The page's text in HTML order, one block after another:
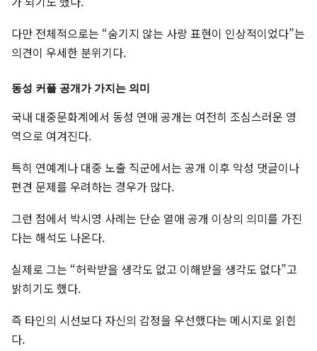
다만 전체적으로는 “숨기지 않는 사랑 표현이 인상적이었다”는
의견이 우세한 분위기다.
동성 커플 공개가 가지는 의미
국내 대중문화계에서 동성 연애 공개는 여전히 조심스러운 영
역으로 여겨진다.
특히 연예계나 대중 노출 직군에서는 공개 이후 악성 댓글이나
편견 문제를 우려하는 경우가 많다.
그런 점에서 박시영 사례는 단순 열애 공개 이상의 의미를 가진
다는 해석도 나온다.
실제로 그는 “허락받을 생각도 없고 이해받을 생각도 없다”고
밝히기도 했다.
즉 타인의 시선보다 자신의 감정을 우선했다는 메시지로 읽힌
다.